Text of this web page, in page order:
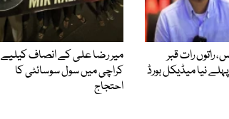
راتوں رات قبر
نیا میڈیکل بورڈ
میر رضا علی کے انصاف کیلیے
کراچی میں سول سوسائٹی کا
احتجاج